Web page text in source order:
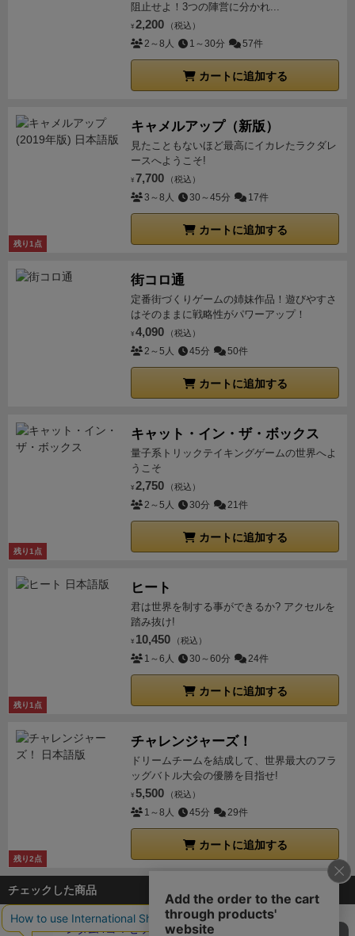
阻止せよ！3つの陣営に分かれ...
¥ 2,200 （税込）
2～8人 1～30分 57件
カートに追加する
残り1点
キャメルアップ（新版）
見たこともないほど最高にイカレたラクダレ
ースへようこそ!
¥ 7,700 （税込）
3～8人 30～45分 17件
カートに追加する
街コロ通
定番街づくりゲームの姉妹作品！遊びやすさ
はそのままに戦略性がパワーアップ！
¥ 4,090 （税込）
2～5人 45分 50件
カートに追加する
残り1点
キャット・イン・ザ・ボックス
量子系トリックテイキングゲームの世界へよ
うこそ
¥ 2,750 （税込）
2～5人 30分 21件
カートに追加する
残り1点
ヒート
君は世界を制する事ができるか? アクセルを
踏み抜け!
¥ 10,450 （税込）
1～6人 30～60分 24件
カートに追加する
残り2点
チャレンジャーズ！
ドリームチームを結成して、世界最大のフラ
ッグバトル大会の優勝を目指せ!
¥ 5,500 （税込）
1～8人 45分 29件
カートに追加する
チェックした商品